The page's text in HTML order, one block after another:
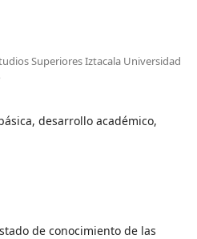
Superiores Iztacala Universidad
desarrollo académico,
de conocimiento de las